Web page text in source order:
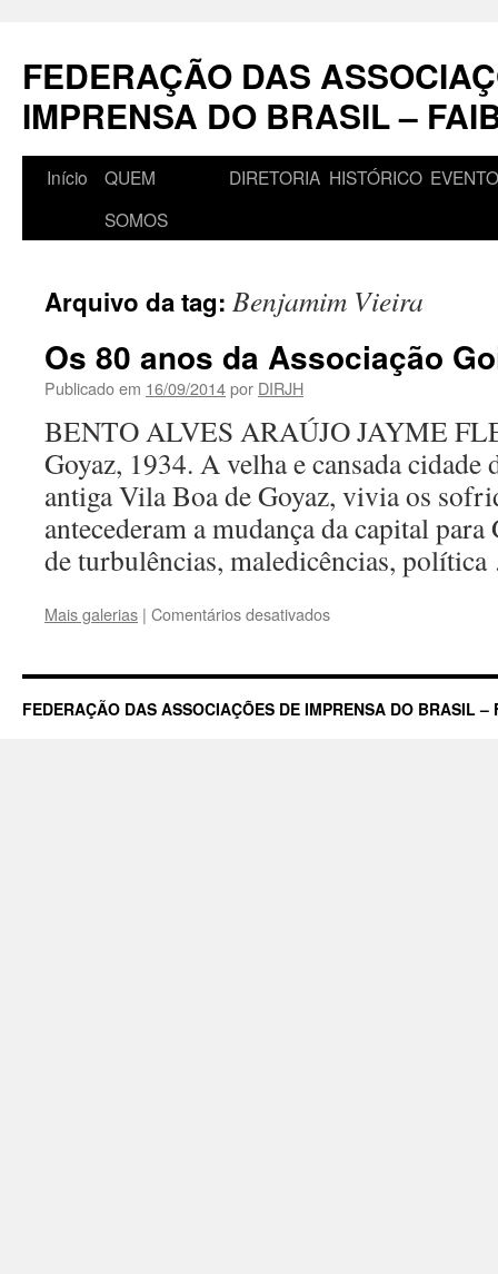
conteúdo
FEDERAÇÃO DAS
IMPRENSA DO BRASIL –
Início
QUEM
SOMOS
DIRETORIA HISTÓRICO
Arquivo da tag: Benjamim Vieira
Os 80 anos da Associação
Publicado em 16/09/2014por DIRJH
BENTO ALVES ARAÚJO JAYME
Goyaz, 1934. A velha e cansada cidade
antiga Vila Boa de Goyaz, vivia os
antecederam a mudança da capital
de turbulências, maledicências,
Mais galerias | Comentários desativadosem
anos
da
FEDERAÇÃO DAS ASSOCIAÇÕES DE IMPRENSA DO BRASIL –